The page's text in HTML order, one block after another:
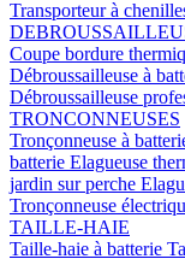
Transporteur à
Coupe bordure
Débroussailleuse à
Débroussailleuse
TRONCONNEUSES
Tronçonneuse à
batterie Elagueuse
jardin sur perche
Tronçonneuse
TAILLE-HAIE
Taille-haie à batterie